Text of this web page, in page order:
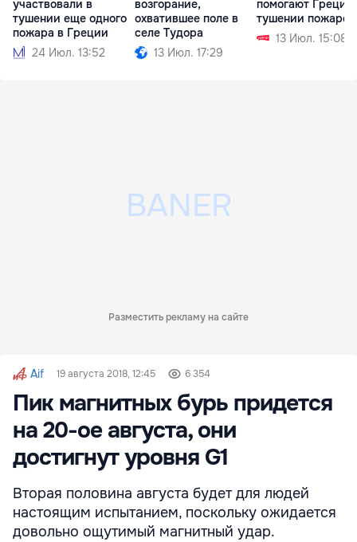
участвовали в
тушении еще одного
пожара в Греции
24 Июл. 13:52
возгорание,
охватившее поле в
селе Тудора
13 Июл. 17:29
помогают Греции
тушении пожаров
13 Июл. 15:08
Разместить рекламу на сайте
Aif 19 августа 2018, 12:45 6 354
Пик магнитных бурь придется
на 20-ое августа, они
достигнут уровня G1
Вторая половина августа будет для людей
настоящим испытанием, поскольку ожидается
довольно ощутимый магнитный удар.